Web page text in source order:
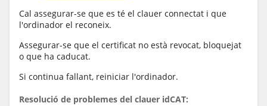
Cal assegurar-se que es té el clauer connectat i que
l'ordinador el reconeix.
Assegurar-se que el certificat no està revocat, bloquejat
o que ha caducat.
Si continua fallant, reiniciar l'ordinador.
Resolució de problemes del clauer idCAT: